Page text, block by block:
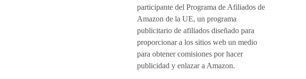
participante del Programa de Afiliados de
Amazon de la UE, un programa
publicitario de afiliados diseñado para
proporcionar a los sitios web un medio
para obtener comisiones por hacer
publicidad y enlazar a Amazon.